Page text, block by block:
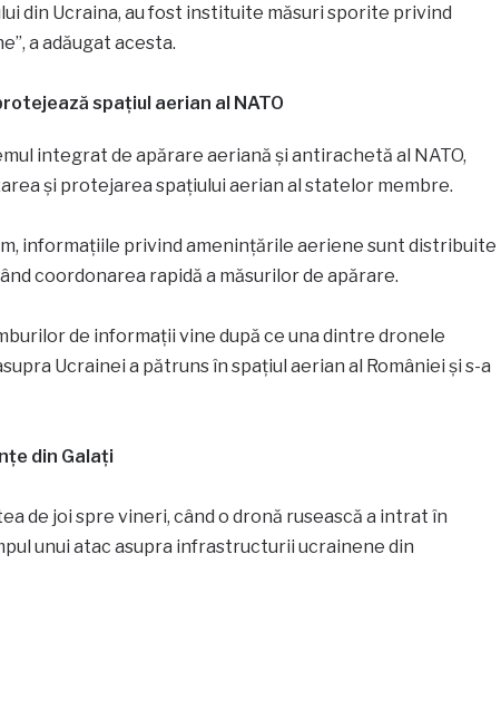
din Ucraina, au fost instituite măsuri sporite privind
a adăugat acesta.
spațiul aerian al NATO
integrat de apărare aeriană și antirachetă al NATO,
și protejarea spațiului aerian al statelor membre.
informațiile privind amenințările aeriene sunt distribuite
coordonarea rapidă a măsurilor de apărare.
de informații vine după ce una dintre dronele
Ucrainei a pătruns în spațiul aerian al României și s-a
din Galați
de joi spre vineri, când o dronă rusească a intrat în
unui atac asupra infrastructurii ucrainene din